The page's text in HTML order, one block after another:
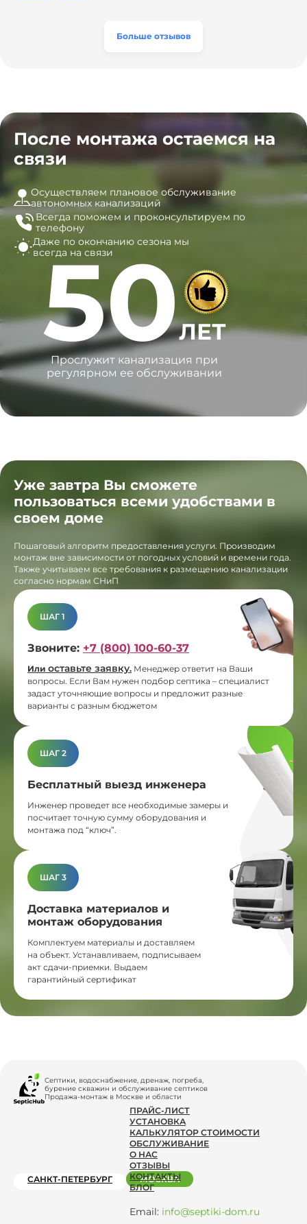
эту компанию всем, кто ищет надёжных
Больше отзывов
После монтажа остаемся на
связи
Осуществляем плановое обслуживание
автономных канализаций
Всегда поможем и проконсультируем по
телефону
Даже по окончанию сезона мы
всегда на связи
50ЛЕТ
Прослужит канализация при
регулярном ее обслуживании
Уже завтра Вы сможете
пользоваться всеми удобствами в
своем доме
Пошаговый алгоритм предоставления услуги. Производим
монтаж вне зависимости от погодных условий и времени года.
Также учитываем все требования к размещению канализации
согласно нормам СНиП
ШАГ 1
Звоните: +7 (800) 100-60-37
Или оставьте заявку. Менеджер ответит на Ваши
вопросы. Если Вам нужен подбор септика – специалист
задаст уточняющие вопросы и предложит разные
варианты с разным бюджетом
ШАГ 2
Бесплатный выезд инженера
Инженер проведет все необходимые замеры и
посчитает точную сумму оборудования и
монтажа под “ключ”.
ШАГ 3
Доставка материалов и
монтаж оборудования
Комплектуем материалы и доставляем
на объект. Устанавливаем, подписываем
акт сдачи-приемки. Выдаем
гарантийный сертификат
Септики, водоснабжение, дренаж, погреба,
бурение скважин и обслуживание септиков
Продажа-монтаж в Москве и области
ПРАЙС-ЛИСТ
УСТАНОВКА
КАЛЬКУЛЯТОР СТОИМОСТИ
ОБСЛУЖИВАНИЕ
О НАС
ОТЗЫВЫ
КОНТАКТЫ
БЛОГ
Email: info@septiki-dom.ru
САНКТ-ПЕТЕРБУРГ МОСКВА